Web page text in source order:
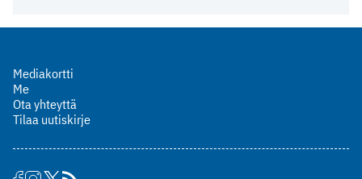
Mediakortti
Me
Ota yhteyttä
Tilaa uutiskirje